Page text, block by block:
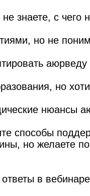
знаете, с чего
но не
аюрведу
но
нюансы
способы
но желаете
в